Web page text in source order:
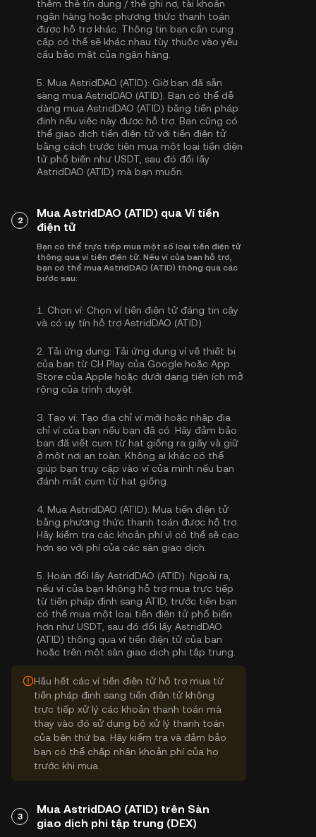
thêm thẻ tín dụng / thẻ ghi nợ, tài khoản
ngân hàng hoặc phương thức thanh toán
được hỗ trợ khác. Thông tin bạn cần cung
cấp có thể sẽ khác nhau tùy thuộc vào yêu
cầu bảo mật của ngân hàng.
5. Mua AstridDAO (ATID): Giờ bạn đã sẵn
sàng mua AstridDAO (ATID). Bạn có thể dễ
dàng mua AstridDAO (ATID) bằng tiền pháp
định nếu việc này được hỗ trợ. Bạn cũng có
thể giao dịch tiền điện tử với tiền điện tử
bằng cách trước tiên mua một loại tiền điện
tử phổ biến như USDT , sau đó đổi lấy
AstridDAO (ATID) mà bạn muốn.
2
Mua AstridDAO (ATID) qua Ví tiền
điện tử
Bạn có thể trực tiếp mua một số loại tiền điện tử
thông qua ví tiền điện tử. Nếu ví của bạn hỗ trợ,
bạn có thể mua AstridDAO (ATID) thông qua các
bước sau:
1. Chọn ví: Chọn ví tiền điện tử đáng tin cậy
và có uy tín hỗ trợ AstridDAO (ATID).
2. Tải ứng dụng: Tải ứng dụng ví về thiết bị
của bạn từ CH Play của Google hoặc App
Store của Apple hoặc dưới dạng tiện ích mở
rộng của trình duyệt.
3. Tạo ví: Tạo địa chỉ ví mới hoặc nhập địa
chỉ ví của bạn nếu bạn đã có. Hãy đảm bảo
bạn đã viết cụm từ hạt giống ra giấy và giữ
ở một nơi an toàn. Không ai khác có thể
giúp bạn truy cập vào ví của mình nếu bạn
đánh mất cụm từ hạt giống.
4. Mua AstridDAO (ATID): Mua tiền điện tử
bằng phương thức thanh toán được hỗ trợ.
Hãy kiểm tra các khoản phí vì có thể sẽ cao
hơn so với phí của các sàn giao dịch.
5. Hoán đổi lấy AstridDAO (ATID): Ngoài ra,
nếu ví của bạn không hỗ trợ mua trực tiếp
từ tiền pháp định sang ATID, trước tiên bạn
có thể mua một loại tiền điện tử phổ biến
hơn như USDT, sau đó đổi lấy AstridDAO
(ATID) thông qua ví tiền điện tử của bạn
hoặc trên một sàn giao dịch phi tập trung.
Hầu hết các ví tiền điện tử hỗ trợ mua từ
tiền pháp định sang tiền điện tử không
trực tiếp xử lý các khoản thanh toán mà
thay vào đó sử dụng bộ xử lý thanh toán
của bên thứ ba. Hãy kiểm tra và đảm bảo
bạn có thể chấp nhận khoản phí của họ
trước khi mua.
3
Mua AstridDAO (ATID) trên Sàn
giao dịch phi tập trung (DEX)